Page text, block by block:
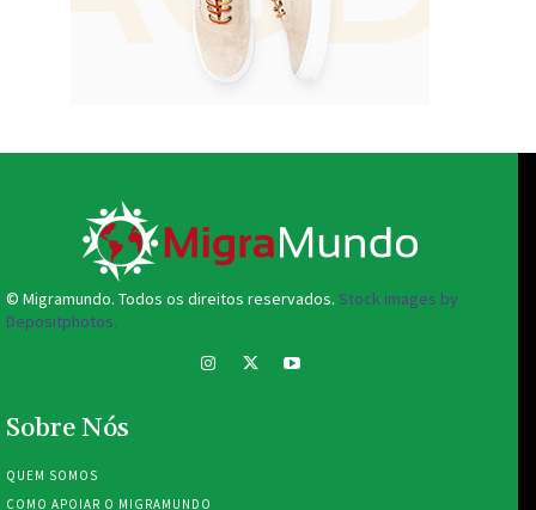
© Migramundo. Todos os direitos reservados. Stock images by
Depositphotos.
Sobre Nós
QUEM SOMOS
COMO APOIAR O MIGRAMUNDO